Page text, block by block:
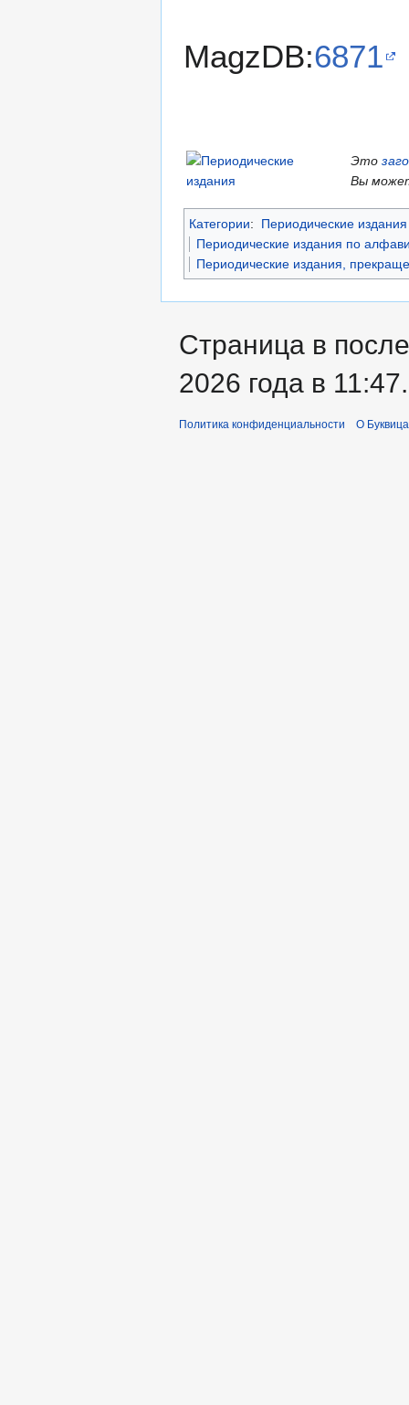
MagzDB:6871
Это
Вы
Категории:
Периодические
Периодические издания по
Периодические издания,
Страница в
2026 года в 11:47.
Политика конфиденциальности О Буквица